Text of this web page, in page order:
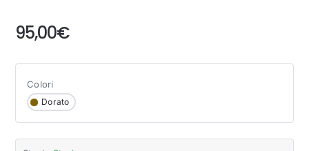
95,00€
Colori
Dorato